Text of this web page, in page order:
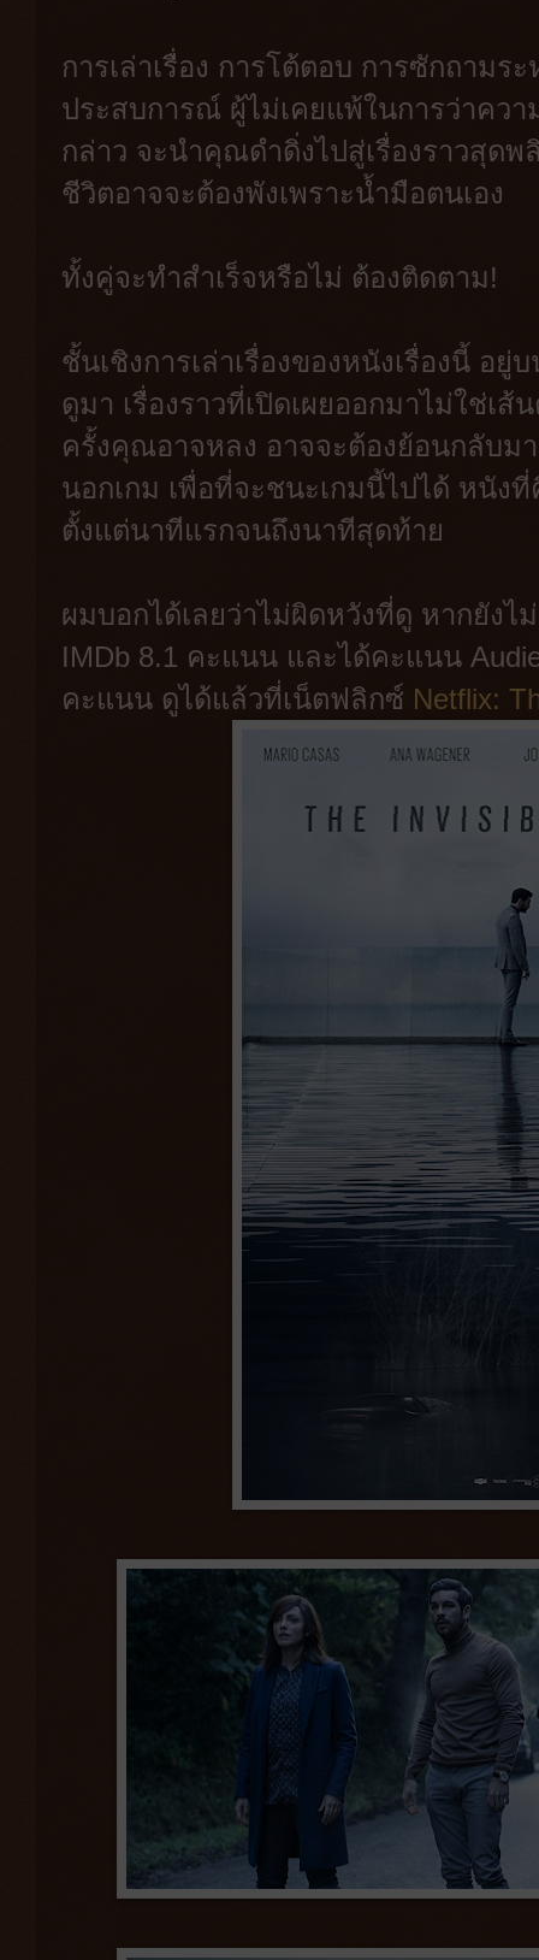
การเล่าเรื่อง การโต้ตอบ การซักถามร
ประสบการณ์ ผู้ไม่เคยแพ้ในการว่าคว
กล่าว จะนำคุณดำดิ่งไปสู่เรื่องราวสุด
ชีวิตอาจจะต้องพังเพราะน้ำมือตนเอง
ทั้งคู่จะทำสำเร็จหรือไม่ ต้องติดตาม!
ชั้นเชิงการเล่าเรื่องของหนังเรื่องนี้ อ
ดูมา เรื่องราวที่เปิดเผยออกมาไม่ใช่เ
ครั้งคุณอาจหลง อาจจะต้องย้อนกลับม
นอกเกม เพื่อที่จะชนะเกมนี้ไปได้ หนัง
ตั้งแต่นาทีแรกจนถึงนาทีสุดท้าย
ผมบอกได้เลยว่าไม่ผิดหวังที่ดู หากยังไ
IMDb 8.1 คะแนน และได้คะแนน
คะแนน ดูได้แล้วที่เน็ตฟลิกซ์ Netflix: